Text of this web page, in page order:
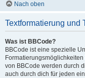
Nach oben
Textformatierung und
Was ist BBCode?
BBCode ist eine spezielle
von BBCode werden durch
auch durch dich für jeden